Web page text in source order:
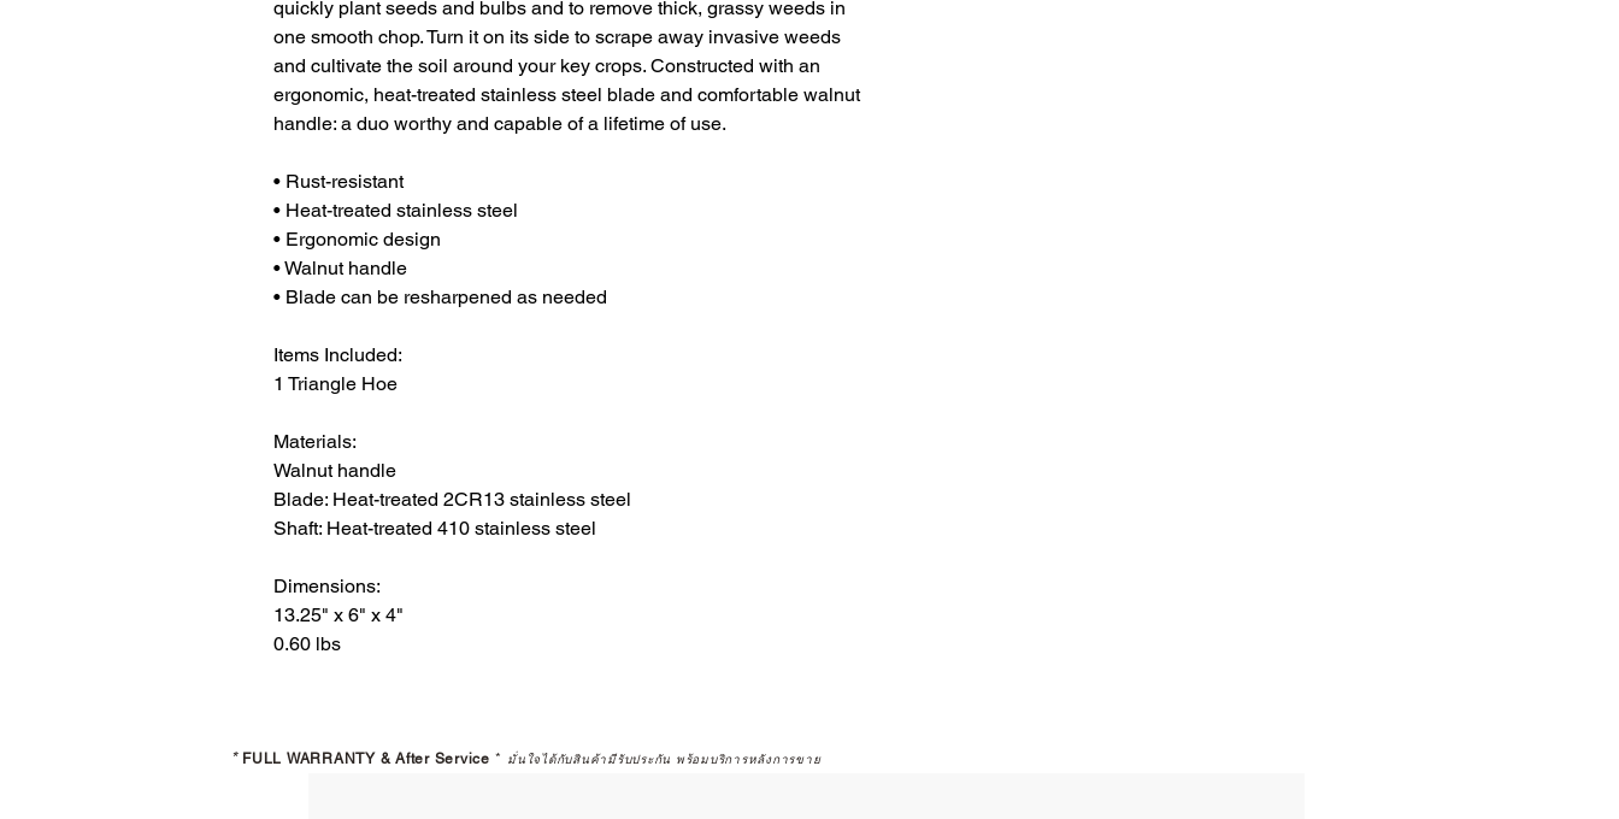
quickly plant seeds and bulbs and to remove thick, grassy weeds in
one smooth chop. Turn it on its side to scrape away invasive weeds
and cultivate the soil around your key crops. Constructed with an
ergonomic, heat-treated stainless steel blade and comfortable walnut
handle: a duo worthy and capable of a lifetime of use.
• Rust-resistant
• Heat-treated stainless steel
• Ergonomic design
• Walnut handle
• Blade can be resharpened as needed
Items Included:
1 Triangle Hoe
Materials:
Walnut handle
Blade: Heat-treated 2CR13 stainless steel
Shaft: Heat-treated 410 stainless steel
Dimensions:
13.25" x 6" x 4"
0.60 lbs
* FULL WARRANTY & After Service * มั่นใจได้กับสินค้ามีรับประกัน พร้อมบริการหลังการขาย